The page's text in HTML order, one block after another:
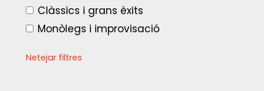
Clàssics i grans èxits
Monòlegs i improvisació
Netejar filtres